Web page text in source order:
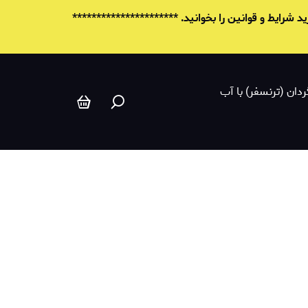
شرایط و قوانين را بخوانید. **********************
(ترنسفر) با آب